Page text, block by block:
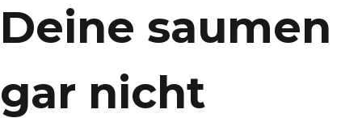
Deine saumen
gar nicht